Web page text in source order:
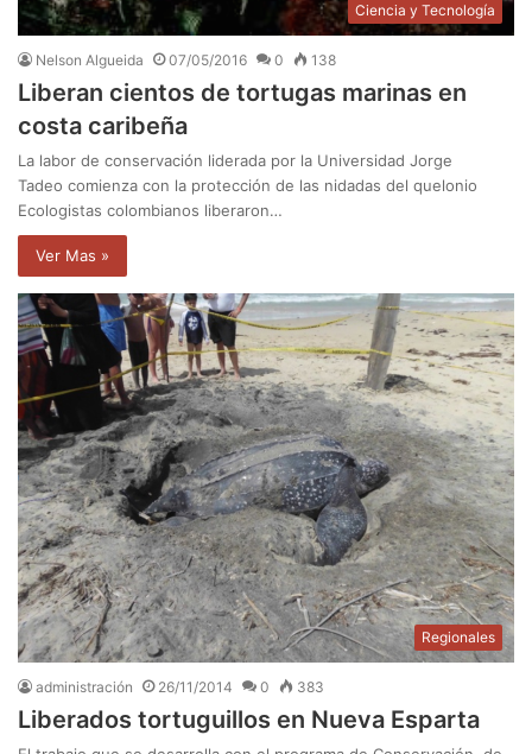
Ciencia y Tecnología
Nelson Algueida 07/05/2016 0 138
Liberan cientos de tortugas marinas en
costa caribeña
La labor de conservación liderada por la Universidad Jorge
Tadeo comienza con la protección de las nidadas del quelonio
Ecologistas colombianos liberaron…
Ver Mas »
Regionales
administración 26/11/2014 0 383
Liberados tortuguillos en Nueva Esparta